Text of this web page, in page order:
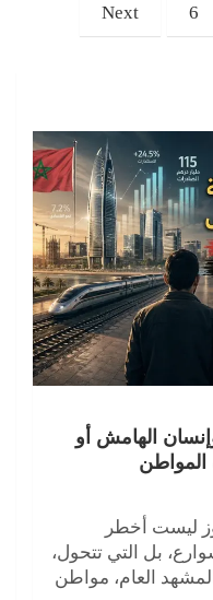
6
Next
الهامش أو
المواطن
ليست أخطر
بل التي تتحول،
العام، مواطن